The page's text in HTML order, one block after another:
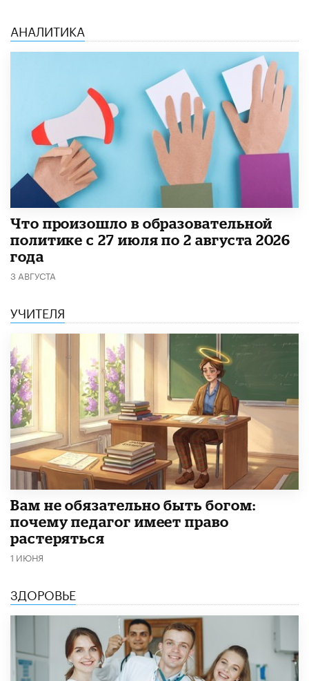
АНАЛИТИКА
​Что произошло в образовательной
политике с 27 июля по 2 августа 2026
года
3 АВГУСТА
УЧИТЕЛЯ
​Вам не обязательно быть богом:
почему педагог имеет право
растеряться
1 ИЮНЯ
ЗДОРОВЬЕ